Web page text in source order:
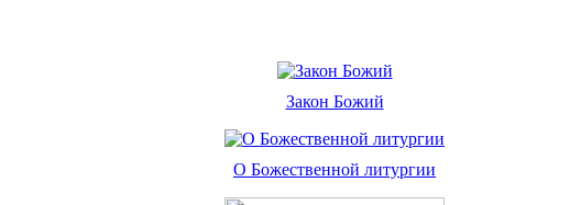
Закон Божий
О Божественной литургии